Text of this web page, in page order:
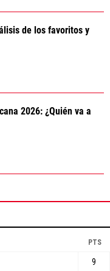
de los favoritos y
2026: ¿Quién va a